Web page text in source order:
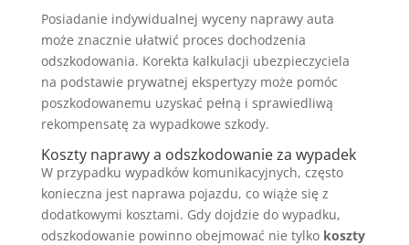
Posiadanie indywidualnej wyceny naprawy auta
może znacznie ułatwić proces dochodzenia
odszkodowania. Korekta kalkulacji ubezpieczyciela
na podstawie prywatnej ekspertyzy może pomóc
poszkodowanemu uzyskać pełną i sprawiedliwą
rekompensatę za wypadkowe szkody.
Koszty naprawy a odszkodowanie za wypadek
W przypadku wypadków komunikacyjnych, często
konieczna jest naprawa pojazdu, co wiąże się z
dodatkowymi kosztami. Gdy dojdzie do wypadku,
odszkodowanie powinno obejmować nie tylko koszty